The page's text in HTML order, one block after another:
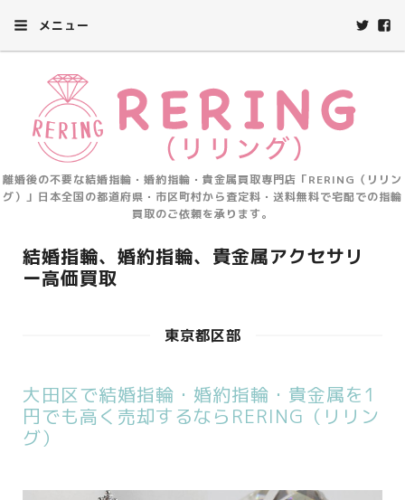
メニュー
離婚後の不要な結婚指輪・婚約指輪・貴金属買取専門店「RERING（リリン
グ）」日本全国の都道府県・市区町村から査定料・送料無料で宅配での指輪
買取のご依頼を承ります。
結婚指輪、婚約指輪、貴金属アクセサリ
ー高価買取
東京都区部
大田区で結婚指輪・婚約指輪・貴金属を1
円でも高く売却するならRERING（リリン
グ）